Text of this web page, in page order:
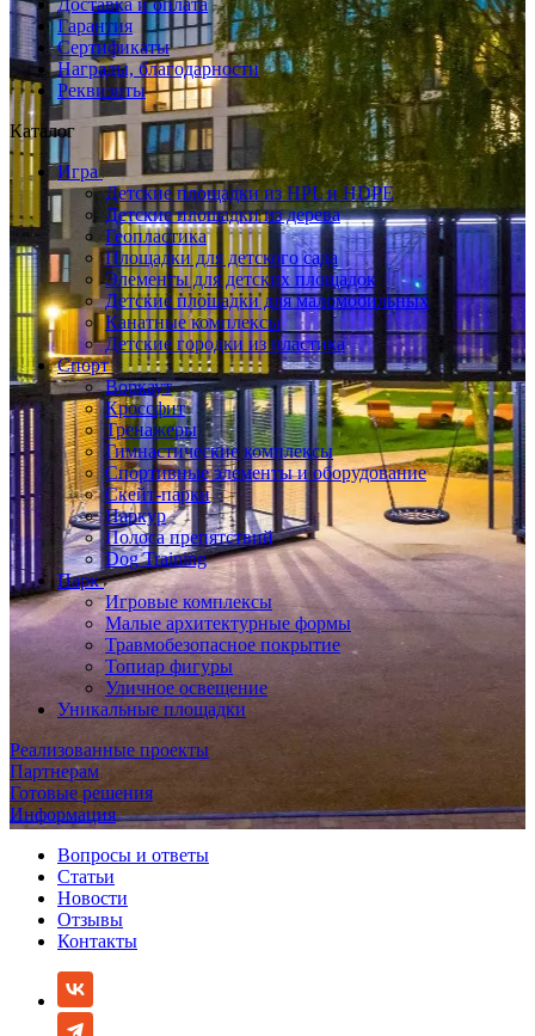
Доставка и оплата
Гарантия
Сертификаты
Награды, благодарности
Реквизиты
Каталог
Игра
Детские площадки из HPL и HDPE
Детские площадки из дерева
Геопластика
Площадки для детского сада
Элементы для детских площадок
Детские площадки для маломобильных
Канатные комплексы
Детские городки из пластика
Спорт
Воркаут
Кроссфит
Тренажеры
Гимнастические комплексы
Спортивные элементы и оборудование
Скейт-парки
Паркур
Полоса препятствий
Dog Training
Парк
Игровые комплексы
Малые архитектурные формы
Травмобезопасное покрытие
Топиар фигуры
Уличное освещение
Уникальные площадки
Реализованные проекты
Партнерам
Готовые решения
Информация
Вопросы и ответы
Статьи
Новости
Отзывы
Контакты